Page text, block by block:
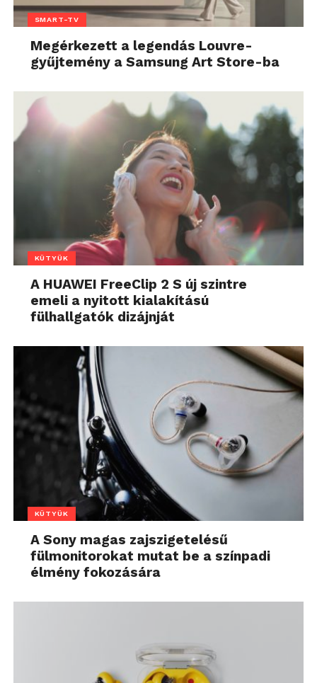
SMART-TV
Megérkezett a legendás Louvre-
gyűjtemény a Samsung Art Store-ba
KÜTYÜK
A HUAWEI FreeClip 2 S új szintre
emeli a nyitott kialakítású
fülhallgatók dizájnját
KÜTYÜK
A Sony magas zajszigetelésű
fülmonitorokat mutat be a színpadi
élmény fokozására